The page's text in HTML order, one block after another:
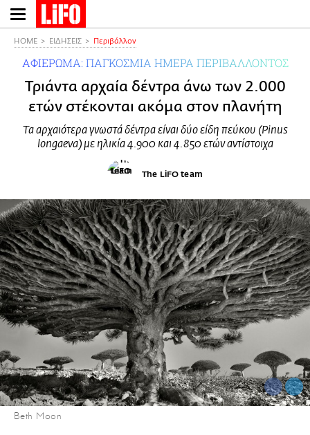
Παράκαμψη
προς
κυρίως
HOME ΕΙΔΗΣΕΙΣ Περιβάλλον
ΑΦΙΕΡΩΜΑ: ΠΑΓΚΟΣΜΙΑ ΗΜΕΡΑ ΠΕΡΙΒΑΛΛΟΝΤΟΣ
Τριάντα αρχαία δέντρα άνω των 2.000
ετών στέκονται ακόμα στον πλανήτη
Τα αρχαιότερα γνωστά δέντρα είναι δύο είδη πεύκου (Pinus
longaeva) με ηλικία 4.900 και 4.850 ετών αντίστοιχα
The LiFO team
Beth Moon